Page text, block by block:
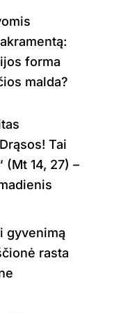
forma
malda?
Tai
(Mt 14, 27) –
gyvenimą
rasta